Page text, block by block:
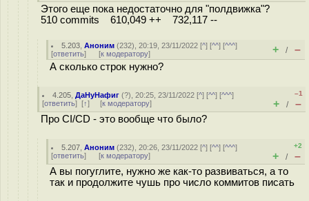
Этого еще пока недостаточно для "полдвижка"?
510 commits 610,049 ++ 732,117 --
5.203 ,Аноним (232), 20:19, 23/11/2022 [^] [^^] [^^^]
[ответить] [к модератору] + / –
А сколько строк нужно?
4.205 ,ДаНуНафиг (?), 20:25, 23/11/2022 [^] [^^] [^^^]
[ответить] [↑] [к модератору]
–1
+ / –
Про CI/CD - это вообще что было?
5.207 ,Аноним (232), 20:26, 23/11/2022 [^] [^^] [^^^]
[ответить] [к модератору]
+2
+ / –
А вы погуглите, нужно же как-то развиваться, а то
так и продолжите чушь про число коммитов писать